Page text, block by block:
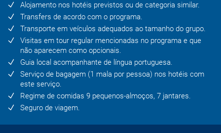
Alojamento nos hotéis previstos ou de categoria similar.
Transfers de acordo com o programa.
Transporte em veículos adequados ao tamanho do grupo.
Visitas em tour regular mencionadas no programa e que
não aparecem como opcionais.
Guia local acompanhante de língua portuguesa.
Serviço de bagagem (1 mala por pessoa) nos hotéis com
este serviço.
Regime de comidas 9 pequenos-almoços, 7 jantares.
Seguro de viagem.